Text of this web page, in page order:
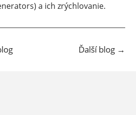
a ich zrýchlovanie.
Ďalší blog→